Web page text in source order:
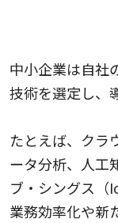
中小企業は自社
技術を選定し、
たとえば、クラ
ータ分析、人工
ブ・シングス（
業務効率化や新